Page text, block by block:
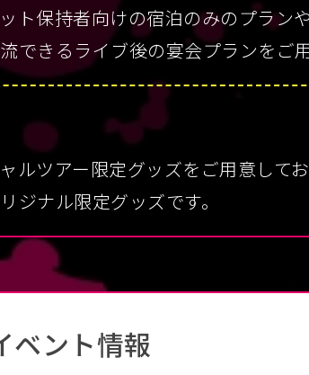
ト保持者向けの宿泊のみのプランや
できるライブ後の宴会プランをご用
ツアー限定グッズをご用意してお
ジナル限定グッズです。
ベント情報